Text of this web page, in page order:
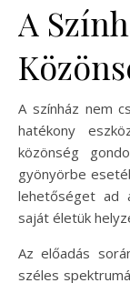
A
A színház nem
hatékony
közönség
gyönyörbe
lehetőséget ad
saját életük
Az előadás
széles